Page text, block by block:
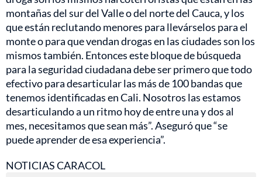
montañas del sur del Valle o del norte del Cauca, y los
que están reclutando menores para llevárselos para el
monte o para que vendan drogas en las ciudades son los
mismos también. Entonces este bloque de búsqueda
para la seguridad ciudadana debe ser primero que todo
efectivo para desarticular las más de 100 bandas que
tenemos identificadas en Cali. Nosotros las estamos
desarticulando a un ritmo hoy de entre una y dos al
mes, necesitamos que sean más”. Aseguró que “se
puede aprender de esa experiencia”.
NOTICIAS CARACOL